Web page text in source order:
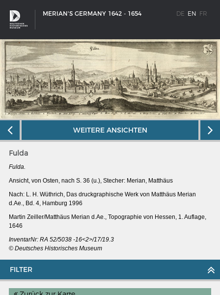
MERIAN'S GERMANY 1642 - 1654 DE EN FR
SHIP TYPES
Milestones in the history of European shipbuilding
FILTER
WEITERE ANSICHTEN
Fulda
Fulda.
Ansicht, von Osten, nach S. 36 (u.), Stecher: Merian, Matthäus
Nach: L. H. Wüthrich, Das druckgraphische Werk von Matthäus Merian
d.Ae., Bd. 4, Hamburg 1996
Martin Zeiller/Matthäus Merian d.Ae., Topographie von Hessen, 1. Auflage,
1646
InventarNr: RA 52/5038 -16<2>/17/19.3
© Deutsches Historisches Museum